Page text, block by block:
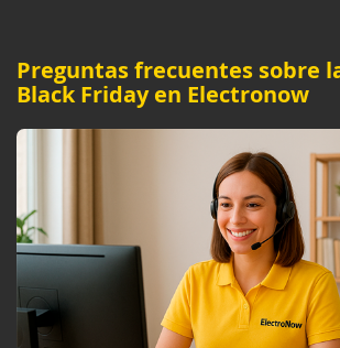
Preguntas frecuentes sobre
Black Friday en Electronow